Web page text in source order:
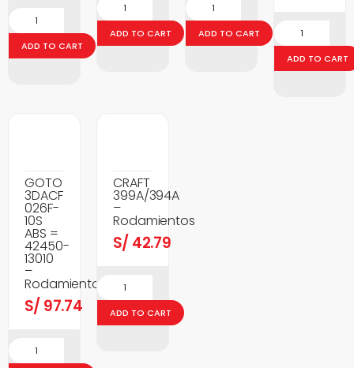
ADD TO CART
ADD TO CART ADD TO CART
ADD TO CART
GOTO
3DACF
026F-
10S
ABS =
42450-
13010
–
Rodamientos
S/ 97.74
CRAFT
399A/394A
–
Rodamientos
S/ 42.79
ADD TO CART